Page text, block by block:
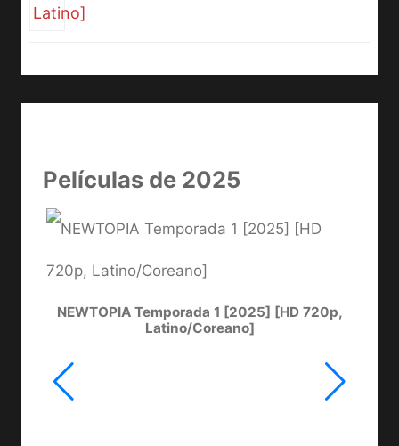
Películas de 2025
NEWTOPIA Temporada 1 [2025] [HD 720p,
Latino/Coreano]